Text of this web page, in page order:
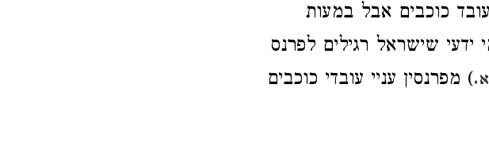
כוכבים אבל במעות
ידעי שישראל רגילים לפרנס
) מפרנסין עניי עובדי כוכבים